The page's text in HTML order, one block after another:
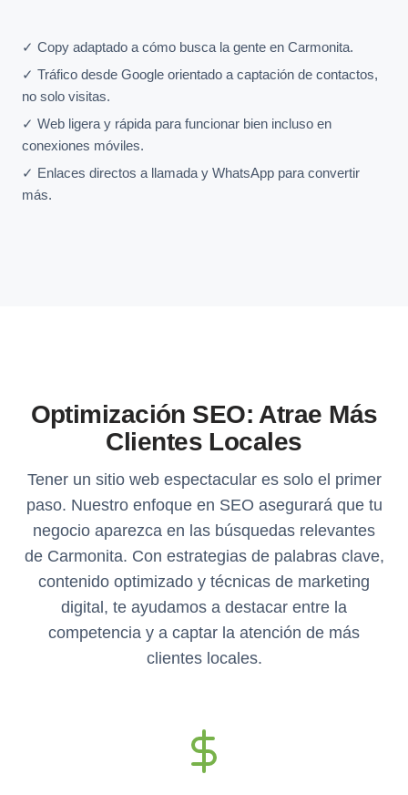
✓ Copy adaptado a cómo busca la gente en Carmonita.
✓ Tráfico desde Google orientado a captación de contactos,
no solo visitas.
✓ Web ligera y rápida para funcionar bien incluso en
conexiones móviles.
✓ Enlaces directos a llamada y WhatsApp para convertir
más.
Optimización SEO: Atrae Más
Clientes Locales
Tener un sitio web espectacular es solo el primer
paso. Nuestro enfoque en SEO asegurará que tu
negocio aparezca en las búsquedas relevantes
de Carmonita. Con estrategias de palabras clave,
contenido optimizado y técnicas de marketing
digital, te ayudamos a destacar entre la
competencia y a captar la atención de más
clientes locales.